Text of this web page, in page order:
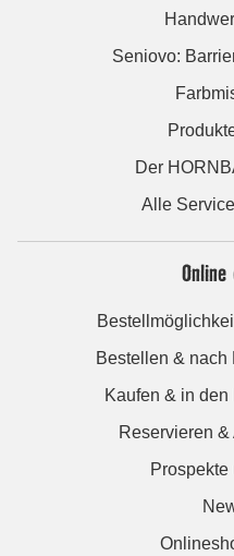
Seniovo:
Der
Alle
Bestellen & nach
Kaufen & in
Reservieren